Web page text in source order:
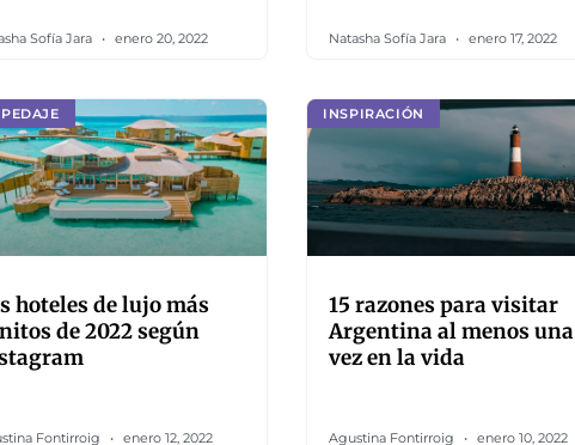
Sofía Jara enero 20, 2022 Natasha Sofía Jara enero 17, 2022
hoteles de lujo más
de 2022 según
Fontirroig enero 12, 2022
INSPIRACIÓN
15 razones para visitar
Argentina al menos una
vez en la vida
Agustina Fontirroig enero 10, 2022